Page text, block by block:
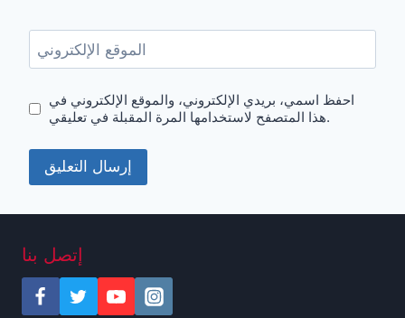
الموقع الإلكتروني
احفظ اسمي، بريدي الإلكتروني، والموقع الإلكتروني في
هذا المتصفح لاستخدامها المرة المقبلة في تعليقي.
إتصل بنا